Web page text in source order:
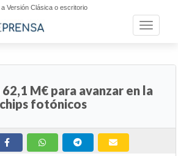
a Versión Clásica o escritorio
Toggle
M€ para avanzar en la
fotónicos